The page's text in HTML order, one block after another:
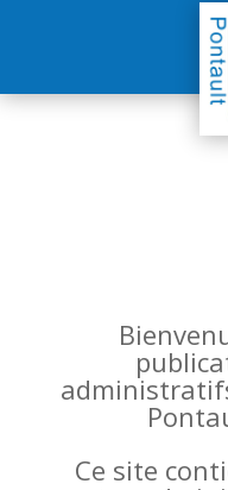
Ce site